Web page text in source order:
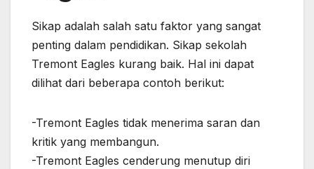
Sikap adalah salah satu faktor yang sangat
penting dalam pendidikan. Sikap sekolah
Tremont Eagles kurang baik. Hal ini dapat
dilihat dari beberapa contoh berikut:
-Tremont Eagles tidak menerima saran dan
kritik yang membangun.
-Tremont Eagles cenderung menutup diri